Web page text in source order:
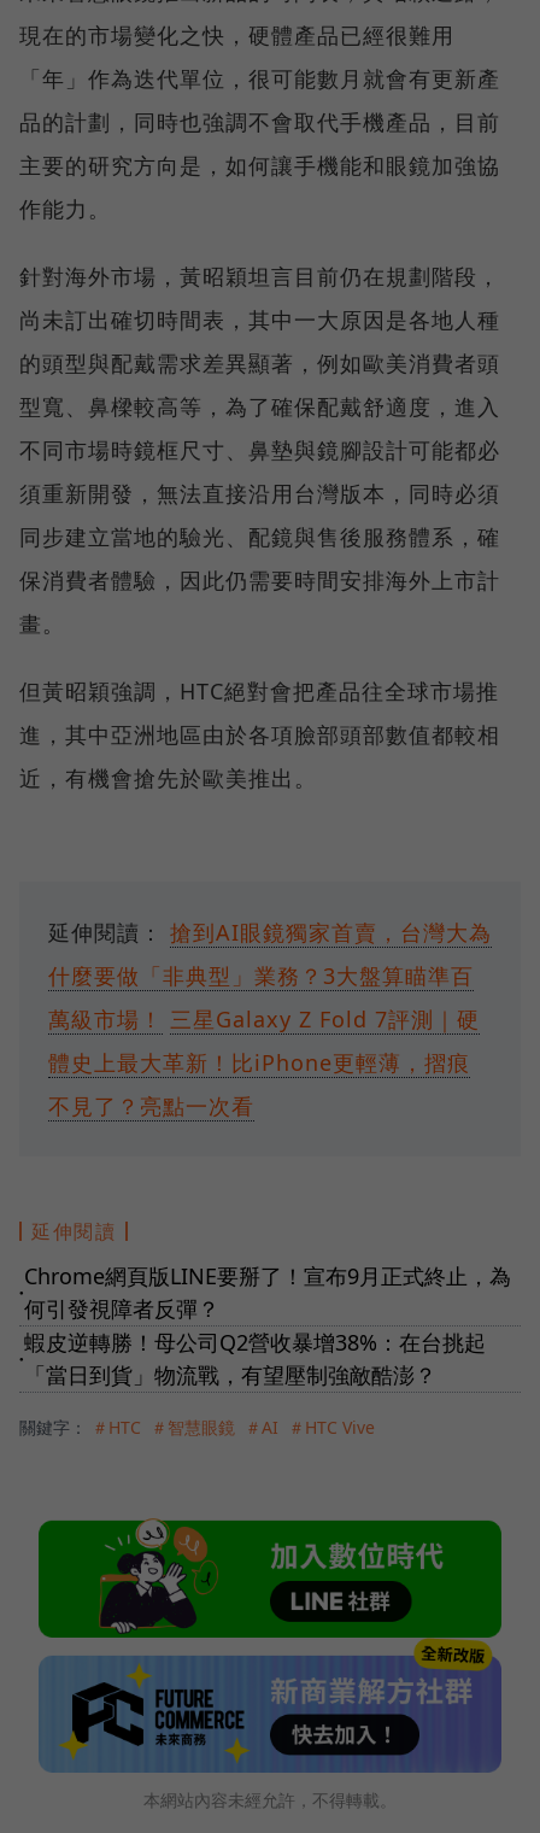
現在的市場變化之快，硬體產品已經很難用
「年」作為迭代單位，很可能數月就會有更新產
品的計劃，同時也強調不會取代手機產品，目前
主要的研究方向是，如何讓手機能和眼鏡加強協
作能力。
針對海外市場，黃昭穎坦言目前仍在規劃階段，
尚未訂出確切時間表，其中一大原因是各地人種
的頭型與配戴需求差異顯著，例如歐美消費者頭
型寬、鼻樑較高等，為了確保配戴舒適度，進入
不同市場時鏡框尺寸、鼻墊與鏡腳設計可能都必
須重新開發，無法直接沿用台灣版本，同時必須
同步建立當地的驗光、配鏡與售後服務體系，確
保消費者體驗，因此仍需要時間安排海外上市計
畫。
但黃昭穎強調，HTC絕對會把產品往全球市場推
進，其中亞洲地區由於各項臉部頭部數值都較相
近，有機會搶先於歐美推出。
延伸閱讀： 搶到AI眼鏡獨家首賣，台灣大為
什麼要做「非典型」業務？3大盤算瞄準百
萬級市場！
三星Galaxy Z Fold 7評測｜硬
體史上最大革新！比iPhone更輕薄，摺痕
不見了？亮點一次看
延伸閱讀
●
Chrome網頁版LINE要掰了！宣布9月正式終止，為
何引發視障者反彈？
●
蝦皮逆轉勝！母公司Q2營收暴增38%：在台挑起
「當日到貨」物流戰，有望壓制強敵酷澎？
關鍵字： ＃HTC ＃智慧眼鏡 ＃AI ＃HTC Vive
本網站內容未經允許，不得轉載。